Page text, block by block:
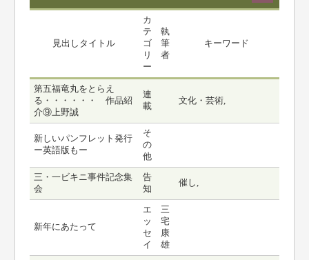
見出しタイトル
カ
テ
ゴ
リ
ー
執
筆
者
キーワード
第五福竜丸をとらえ
る・・・・・・ 作品紹
介⑨上野誠
連
載
文化・芸術,
新しいパンフレット発行
ー英語版もー
そ
の
他
三・一ビキニ事件記念集
会
告
知
催し,
新年にあたって
エ
ッ
セ
イ
三
宅
康
雄